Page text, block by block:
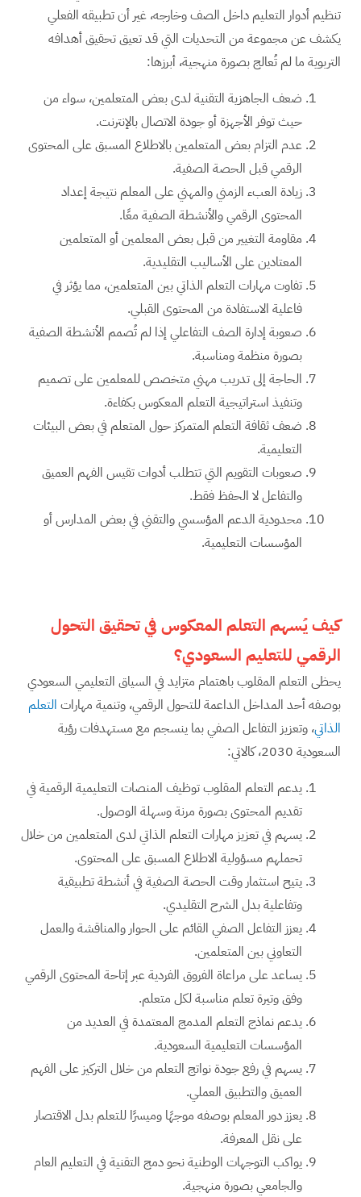
تنظيم أدوار التعليم داخل الصف وخارجه، غير أن تطبيقه الفعلي
يكشف عن مجموعة من التحديات التي قد تعيق تحقيق أهدافه
التربوية ما لم تُعالج بصورة منهجية، أبرزها:
ضعف الجاهزية التقنية لدى بعض المتعلمين، سواء من
حيث توفر الأجهزة أو جودة الاتصال بالإنترنت.
عدم التزام بعض المتعلمين بالاطلاع المسبق على المحتوى
الرقمي قبل الحصة الصفية.
زيادة العبء الزمني والمهني على المعلم نتيجة إعداد
المحتوى الرقمي والأنشطة الصفية معًا.
مقاومة التغيير من قبل بعض المعلمين أو المتعلمين
المعتادين على الأساليب التقليدية.
تفاوت مهارات التعلم الذاتي بين المتعلمين، مما يؤثر في
فاعلية الاستفادة من المحتوى القبلي.
صعوبة إدارة الصف التفاعلي إذا لم تُصمم الأنشطة الصفية
بصورة منظمة ومناسبة.
الحاجة إلى تدريب مهني متخصص للمعلمين على تصميم
وتنفيذ استراتيجية التعلم المعكوس بكفاءة.
ضعف ثقافة التعلم المتمركز حول المتعلم في بعض البيئات
التعليمية.
صعوبات التقويم التي تتطلب أدوات تقيس الفهم العميق
والتفاعل لا الحفظ فقط.
محدودية الدعم المؤسسي والتقني في بعض المدارس أو
المؤسسات التعليمية.
كيف يُسهم التعلم المعكوس في تحقيق التحول
الرقمي للتعليم السعودي؟
يحظى التعلم المقلوب باهتمام متزايد في السياق التعليمي السعودي
بوصفه أحد المداخل الداعمة للتحول الرقمي، وتنمية مهارات التعلم
الذاتي، وتعزيز التفاعل الصفي بما ينسجم مع مستهدفات رؤية
السعودية 2030، كالاتي:
يدعم التعلم المقلوب توظيف المنصات التعليمية الرقمية في
تقديم المحتوى بصورة مرنة وسهلة الوصول.
يسهم في تعزيز مهارات التعلم الذاتي لدى المتعلمين من خلال
تحملهم مسؤولية الاطلاع المسبق على المحتوى.
يتيح استثمار وقت الحصة الصفية في أنشطة تطبيقية
وتفاعلية بدل الشرح التقليدي.
يعزز التفاعل الصفي القائم على الحوار والمناقشة والعمل
التعاوني بين المتعلمين.
يساعد على مراعاة الفروق الفردية عبر إتاحة المحتوى الرقمي
وفق وتيرة تعلم مناسبة لكل متعلم.
يدعم نماذج التعلم المدمج المعتمدة في العديد من
المؤسسات التعليمية السعودية.
يسهم في رفع جودة نواتج التعلم من خلال التركيز على الفهم
العميق والتطبيق العملي.
يعزز دور المعلم بوصفه موجهًا وميسرًا للتعلم بدل الاقتصار
على نقل المعرفة.
يواكب التوجهات الوطنية نحو دمج التقنية في التعليم العام
والجامعي بصورة منهجية.